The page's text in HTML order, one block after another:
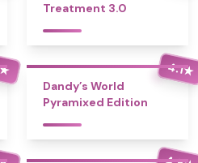
Treatment 3.0
4.1★
Dandy’s World
Pyramixed Edition